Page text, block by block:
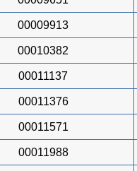
00009913
00010382
00011137
00011376
00011571
00011988